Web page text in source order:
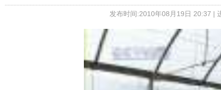
发布时间:2010年08月19日 20:37 |